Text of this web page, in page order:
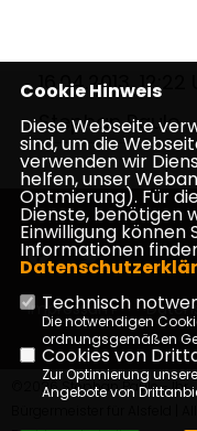
16.04.2013, 12:22
Stephan Paule
Impressum
©2026 Stephan Paule - Ihr
Cookie Hinweis
Diese Webseite
sind, um die
verwenden wir
helfen, unser
Optmierung). Für
Dienste, benötigen
Einwilligung
Informationen
Technisch
Die notwendigen
ordnungsgemäßen
Cookies von
Zur Optimierung
Angebote von